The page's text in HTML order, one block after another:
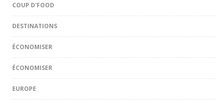
COUP D'FOOD
DESTINATIONS
ÉCONOMISER
ÉCONOMISER
EUROPE